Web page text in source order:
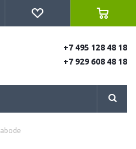
+7 495 128 48 18
+7 929 608 48 18
abode